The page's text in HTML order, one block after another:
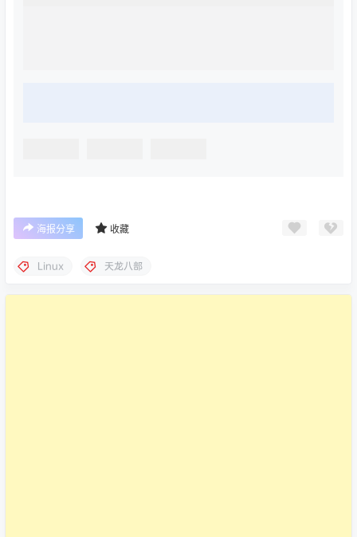
海报分享 收藏
Linux 天龙八部